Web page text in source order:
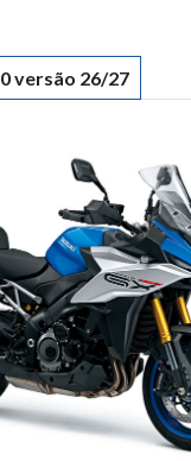
versão 26/27